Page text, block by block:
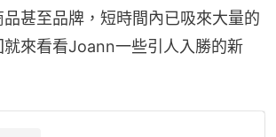
甚至品牌，短時間內已吸來大量的
就來看看Joann一些引人入勝的新